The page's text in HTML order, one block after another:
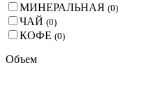
МИНЕРАЛЬНАЯ (0)
ЧАЙ (0)
КОФЕ (0)
Объем